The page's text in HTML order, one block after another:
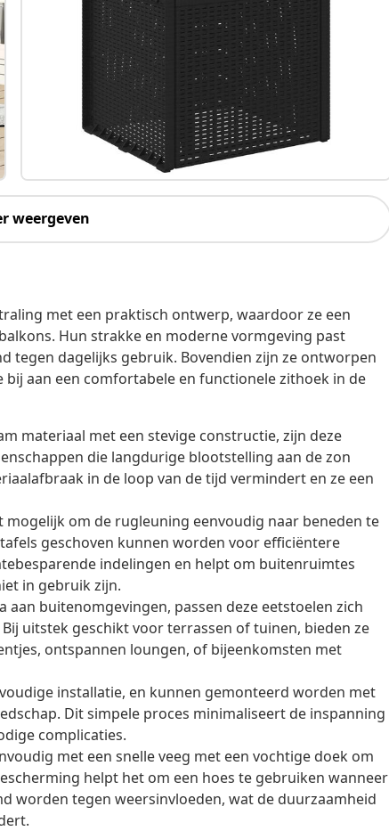
weergeven
met een praktisch ontwerp, waardoor ze een
Hun strakke en moderne vormgeving past
tegen dagelijks gebruik. Bovendien zijn ze ontworpen
aan een comfortabele en functionele zithoek in de
materiaal met een stevige constructie, zijn deze
die langdurige blootstelling aan de zon
in de loop van de tijd vermindert en ze een
mogelijk om de rugleuning eenvoudig naar beneden te
geschoven kunnen worden voor efficiëntere
indelingen en helpt om buitenruimtes
in gebruik zijn.
aan buitenomgevingen, passen deze eetstoelen zich
uitstek geschikt voor terrassen of tuinen, bieden ze
ontspannen loungen, of bijeenkomsten met
installatie, en kunnen gemonteerd worden met
Dit simpele proces minimaliseert de inspanning
complicaties.
met een snelle veeg met een vochtige doek om
helpt het om een hoes te gebruiken wanneer
worden tegen weersinvloeden, wat de duurzaamheid